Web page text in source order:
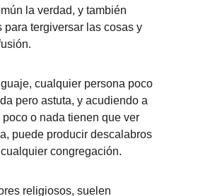
la verdad, y también
para tergiversar las cosas y
cualquier persona poco
pero astuta, y acudiendo a
o nada tienen que ver
puede producir descalabros
congregación.
religiosos, suelen